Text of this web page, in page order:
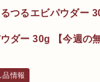
つるエビパウダー
ダー 30g 【今週の
品情報